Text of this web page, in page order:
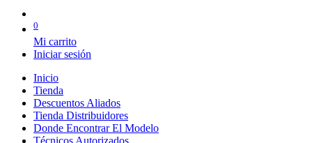
0
Mi carrito
Iniciar sesión
Inicio
Tienda
Descuentos Aliados
Tienda Distribuidores
Donde Encontrar El Modelo